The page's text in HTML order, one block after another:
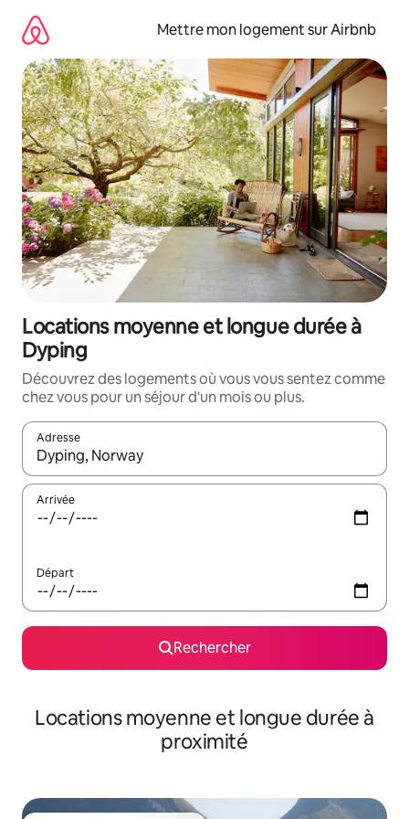
directement
contenu
Mettre mon logement sur Airbnb
Locations moyenne et longue durée à
Dyping
Découvrez des logements où vous vous sentez comme
chez vous pour un séjour d'un mois ou plus.
Adresse
Lorsque les résultats s'affichent, utilisez les flèches vers le
Arrivée
Départ
Rechercher
Locations moyenne et longue durée à
proximité